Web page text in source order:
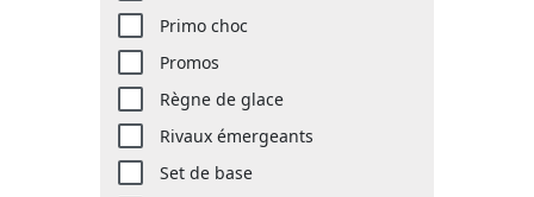
Primo choc
Promos
Règne de glace
Rivaux émergeants
Set de base